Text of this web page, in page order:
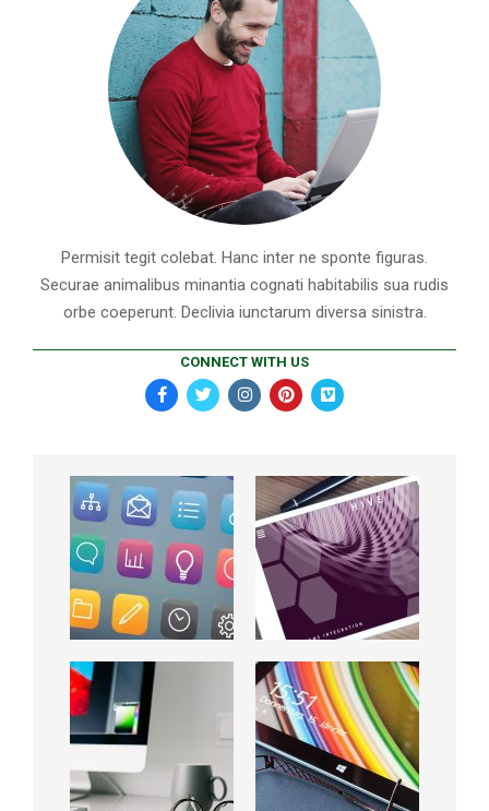
Permisit tegit colebat. Hanc inter ne sponte figuras.
Securae animalibus minantia cognati habitabilis sua rudis
orbe coeperunt. Declivia iunctarum diversa sinistra.
CONNECT WITH US